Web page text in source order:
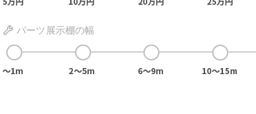
パーツ展示棚の幅